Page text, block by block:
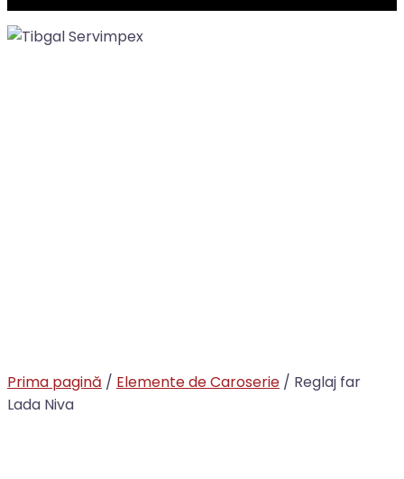
Prima pagină / Elemente de Caroserie / Reglaj far
Lada Niva